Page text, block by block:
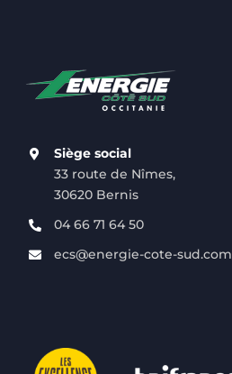
Siège social
33 route de Nîmes,
30620 Bernis
04 66 71 64 50
ecs@energie-cote-sud.com